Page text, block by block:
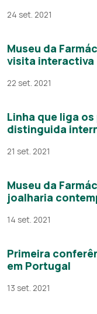
24 set. 2021
Museu da
visita interactiva
22 set. 2021
Linha que liga
distinguida
21 set. 2021
Museu da
joalharia
14 set. 2021
Primeira
em Portugal
13 set. 2021